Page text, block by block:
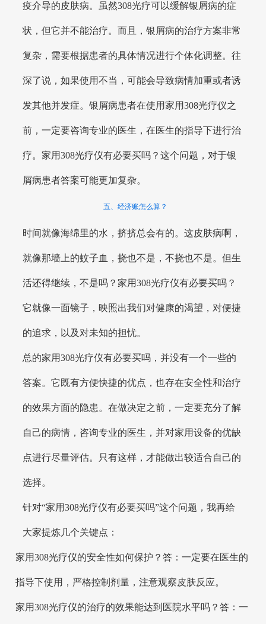
疫介导的皮肤病。虽然308光疗可以缓解银屑病的症
状，但它并不能治疗。而且，银屑病的治疗方案非常
复杂，需要根据患者的具体情况进行个体化调整。往
深了说，如果使用不当，可能会导致病情加重或者诱
发其他并发症。银屑病患者在使用家用308光疗仪之
前，一定要咨询专业的医生，在医生的指导下进行治
疗。家用308光疗仪有必要买吗？这个问题，对于银
屑病患者答案可能更加复杂。
五、经济账怎么算？
时间就像海绵里的水，挤挤总会有的。这皮肤病啊，
就像那墙上的蚊子血，挠也不是，不挠也不是。但生
活还得继续，不是吗？家用308光疗仪有必要买吗？
它就像一面镜子，映照出我们对健康的渴望，对便捷
的追求，以及对未知的担忧。
总的家用308光疗仪有必要买吗，并没有一个一些的
答案。它既有方便快捷的优点，也存在安全性和治疗
的效果方面的隐患。在做决定之前，一定要充分了解
自己的病情，咨询专业的医生，并对家用设备的优缺
点进行尽量评估。只有这样，才能做出较适合自己的
选择。
针对“家用308光疗仪有必要买吗”这个问题，我再给
大家提炼几个关键点：
家用308光疗仪的安全性如何保护？答：一定要在医生的
指导下使用，严格控制剂量，注意观察皮肤反应。
家用308光疗仪的治疗的效果能达到医院水平吗？答：一